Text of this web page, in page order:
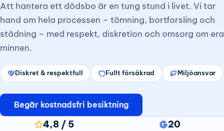
Att hantera ett dödsbo är en tung stund i livet. Vi tar
hand om hela processen – tömning, bortforsling och
städning – med respekt, diskretion och omsorg om era
minnen.
Diskret & respektfull Fullt försäkrad Miljöansvar
Begär kostnadsfri besiktning
4,8 / 5 20